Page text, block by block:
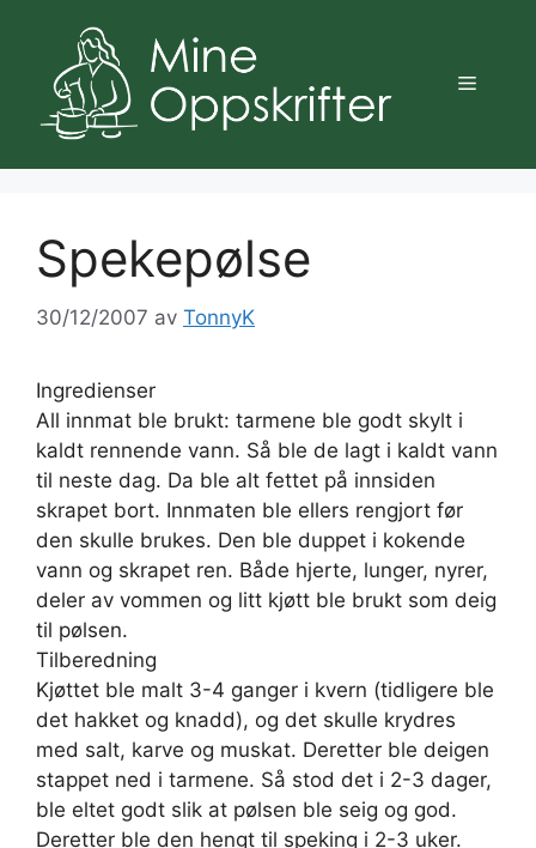
innhold
Meny
Spekepølse
30/12/2007 av TonnyK
Ingredienser
All innmat ble brukt: tarmene ble godt skylt i
kaldt rennende vann. Så ble de lagt i kaldt vann
til neste dag. Da ble alt fettet på innsiden
skrapet bort. Innmaten ble ellers rengjort før
den skulle brukes. Den ble duppet i kokende
vann og skrapet ren. Både hjerte, lunger, nyrer,
deler av vommen og litt kjøtt ble brukt som deig
til pølsen.
Tilberedning
Kjøttet ble malt 3-4 ganger i kvern (tidligere ble
det hakket og knadd), og det skulle krydres
med salt, karve og muskat. Deretter ble deigen
stappet ned i tarmene. Så stod det i 2-3 dager,
ble eltet godt slik at pølsen ble seig og god.
Deretter ble den hengt til speking i 2-3 uker.